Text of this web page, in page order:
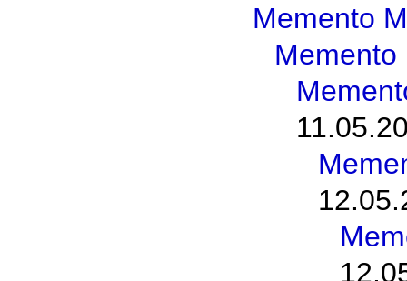
Memento
Memento